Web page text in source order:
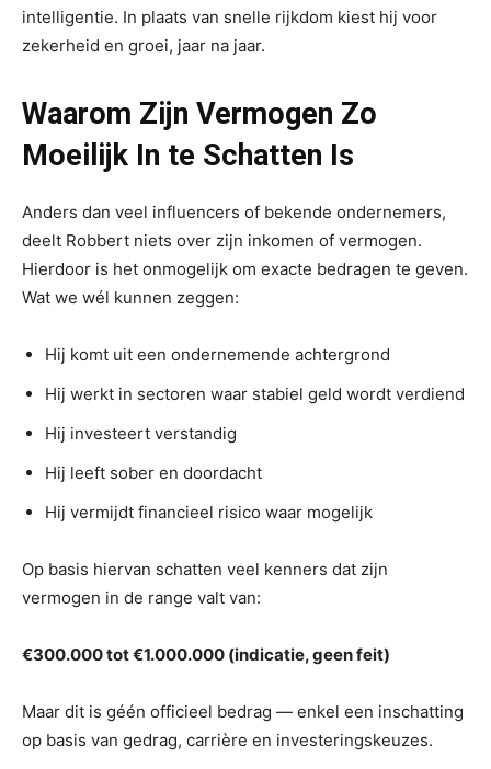
intelligentie. In plaats van snelle rijkdom kiest hij voor
zekerheid en groei, jaar na jaar.
Waarom Zijn Vermogen Zo
Moeilijk In te Schatten Is
Anders dan veel influencers of bekende ondernemers,
deelt Robbert niets over zijn inkomen of vermogen.
Hierdoor is het onmogelijk om exacte bedragen te geven.
Wat we wél kunnen zeggen:
Hij komt uit een ondernemende achtergrond
Hij werkt in sectoren waar stabiel geld wordt verdiend
Hij investeert verstandig
Hij leeft sober en doordacht
Hij vermijdt financieel risico waar mogelijk
Op basis hiervan schatten veel kenners dat zijn
vermogen in de range valt van:
€300.000 tot €1.000.000 (indicatie, geen feit)
Maar dit is géén officieel bedrag — enkel een inschatting
op basis van gedrag, carrière en investeringskeuzes.